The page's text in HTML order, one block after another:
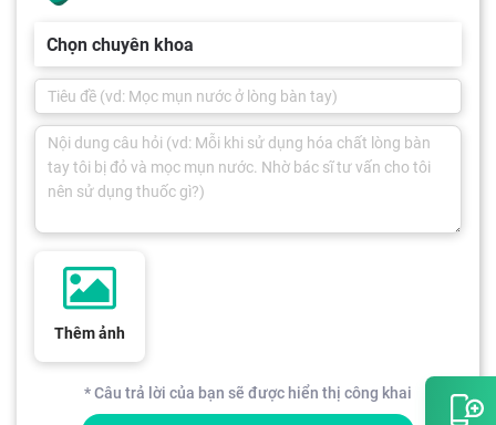
Chọn chuyên khoa
Thêm ảnh
* Câu trả lời của bạn sẽ được hiển thị công khai